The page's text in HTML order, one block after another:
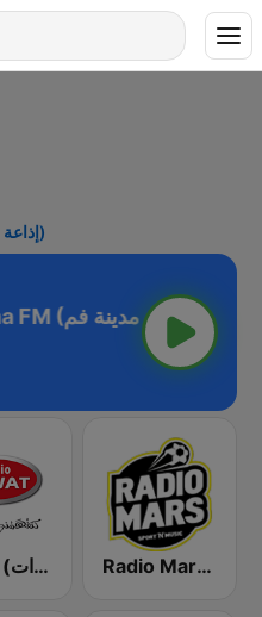
Medina FM (إذاعة مدينة فم)
Aswat (أصوات) Radio Mars (راديو مرس)